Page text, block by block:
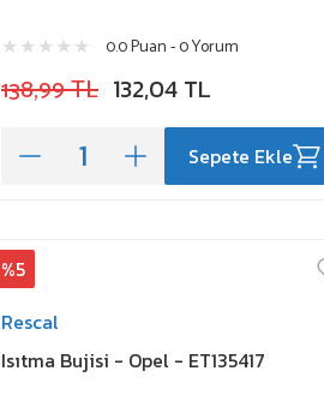
0.0 Puan - 0 Yorum
138,99 TL 132,04 TL
Sepete Ekle
%5
Rescal
Isıtma Bujisi - Opel - ET135417